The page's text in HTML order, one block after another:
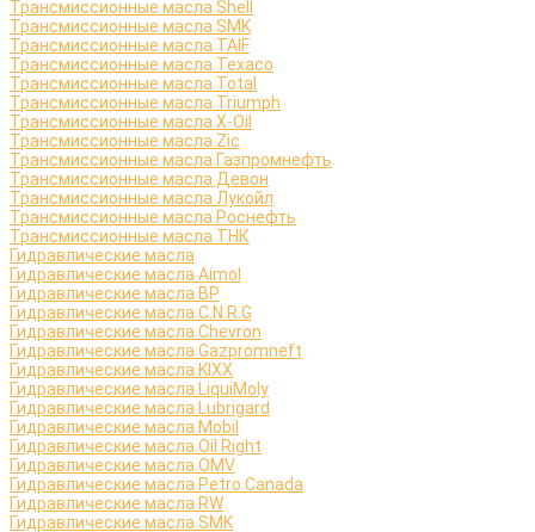
Трансмиссионные масла Shell
Трансмиссионные масла SMK
Трансмиссионные масла TAIF
Трансмиссионные масла Texaco
Трансмиссионные масла Total
Трансмиссионные масла Triumph
Трансмиссионные масла X-Oil
Трансмиссионные масла Zic
Трансмиссионные масла Газпромнефть
Трансмиссионные масла Девон
Трансмиссионные масла Лукойл
Трансмиссионные масла Роснефть
Трансмиссионные масла ТНК
Гидравлические масла
Гидравлические масла Aimol
Гидравлические масла BP
Гидравлические масла C.N.R.G
Гидравлические масла Chevron
Гидравлические масла Gazpromneft
Гидравлические масла KIXX
Гидравлические масла LiquiMoly
Гидравлические масла Lubrigard
Гидравлические масла Mobil
Гидравлические масла Oil Right
Гидравлические масла OMV
Гидравлические масла Petro Canada
Гидравлические масла RW
Гидравлические масла SMK